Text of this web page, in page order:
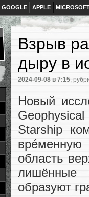
GOOGLE APPLE
Взрыв
дыру в
2024-09-08 в 7:15,
Новый
Starship
область
лишённые
образуют